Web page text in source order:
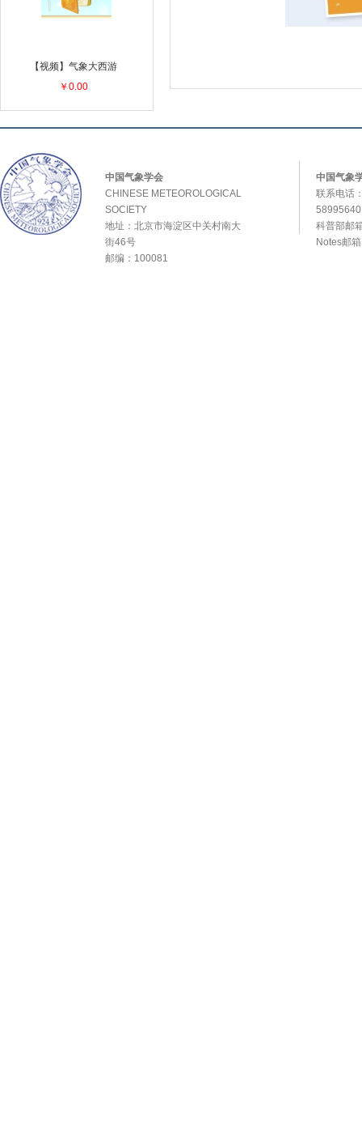
【视频】气象大西游
￥0.00
中国气象学会
CHINESE METEOROLOGICAL
SOCIETY
地址：北京市海淀区中关村南大
街46号
邮编：100081
中国气象
联系电话
科普部邮
Notes邮